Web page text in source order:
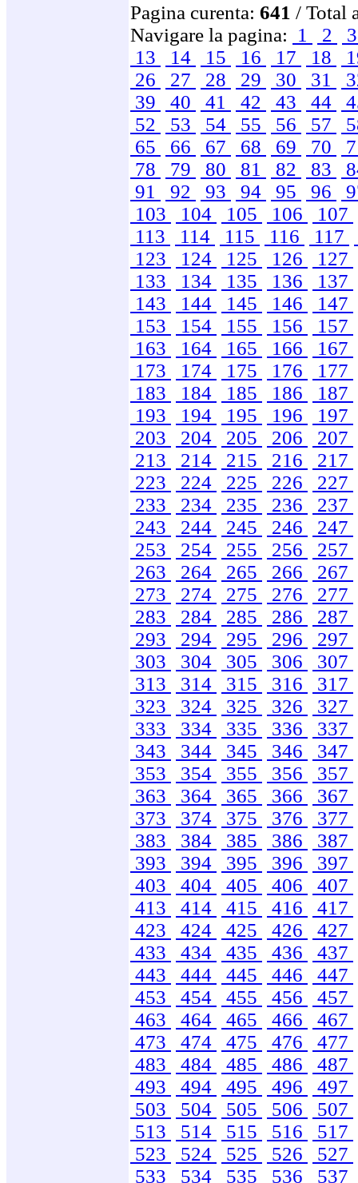
Pagina curenta: 641 / Total
Navigare la pagina: 1 2
13
14 15 16 17 18
26
27 28 29 30 31
39
40 41 42 43 44
52
53 54 55 56 57
65
66 67 68 69 70
78
79 80 81 82 83
91
92 93 94 95 96
103
104 105 106
107
113
114 115 116 117
123
124 125 126
127
133
134 135 136
137
143
144 145 146
147
153
154 155 156
157
163
164 165 166
167
173
174 175 176
177
183
184 185 186
187
193
194 195 196
197
203
204 205 206
207
213
214 215 216
217
223
224 225 226
227
233
234 235 236
237
243
244 245 246
247
253
254 255 256
257
263
264 265 266
267
273
274 275 276
277
283
284 285 286
287
293
294 295 296
297
303
304 305 306
307
313
314 315 316
317
323
324 325 326
327
333
334 335 336
337
343
344 345 346
347
353
354 355 356
357
363
364 365 366
367
373
374 375 376
377
383
384 385 386
387
393
394 395 396
397
403
404 405 406
407
413
414 415 416
417
423
424 425 426
427
433
434 435 436
437
443
444 445 446
447
453
454 455 456
457
463
464 465 466
467
473
474 475 476
477
483
484 485 486
487
493
494 495 496
497
503
504 505 506
507
513
514 515 516
517
523
524 525 526
527
533
534 535 536
537